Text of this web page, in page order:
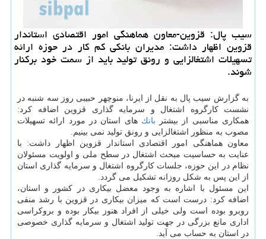
سیب پال: قزوین-معاون هماهنگی امور اقتصادی استاندار
قزوین اظهار داشت: مدیران بانكی كم كار در حوزه ارائه
تسهیلات اشتغالزایی و رونق تولید باید از سمت خود بركنار
شوند.
به گزارش سیب پال به نقل از ایرنا، منوچهر حبیبی روز سه شنبه در
نشست كارگروه اشتغال و سرمایه گذاری قزوین اضافه كرد:
همكاری مناسبی از بیشتر بانك های استان در مورد ارائه تسهیلات
مصوب به منظور اشتغالزایی و رونق تولید نمی بینیم.
معاون هماهنگی امور اقتصادی استاندار قزوین اظهار داشت: با
عنایت به حساسیت مبحث اشتغال در سطح ملی و اولویت مسئولان
نظام در این حوزه، جلسات كارگروه اشتغال و سرمایه گذاری استان
از این پس به شكل روزانه تشكیل می گردد.
این مسئول با اشاره به وجود معضل بیكاری در كشور و استان،
اضافه كرد: درست است كه میزان بیكاری در قزوین با رشد منفی
روبرو بوده است ولی خیلی از افراد هنوز بیكار بوده و بروكراسی
اداری مانع بزرگی در جهت تولید اشتغال و سرمایه گذاری خصوصی
در استان به حساب می آید.